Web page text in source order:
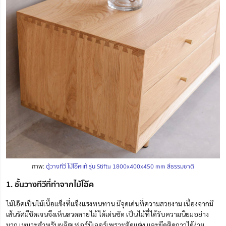
ภาพ:ตู้วางทีวี ไม้โอ๊คแท้ รุ่น Stiftu 1800x400x450 mm สีธรรมชาติ
1. ชั้นวางทีวีที่ทำจากไม้โอ๊ค
ไม้โอ๊คเป็นไม้เนื้อแข็งที่แข็งแรงทนทาน มีจุดเด่นที่ความสวยงาม เนื่องจากมี
เส้นรัศมีชัดเจนจึงเห็นลวดลายไม้ ได้เด่นชัด เป็นไม้ที่ได้รับความนิยมอย่าง